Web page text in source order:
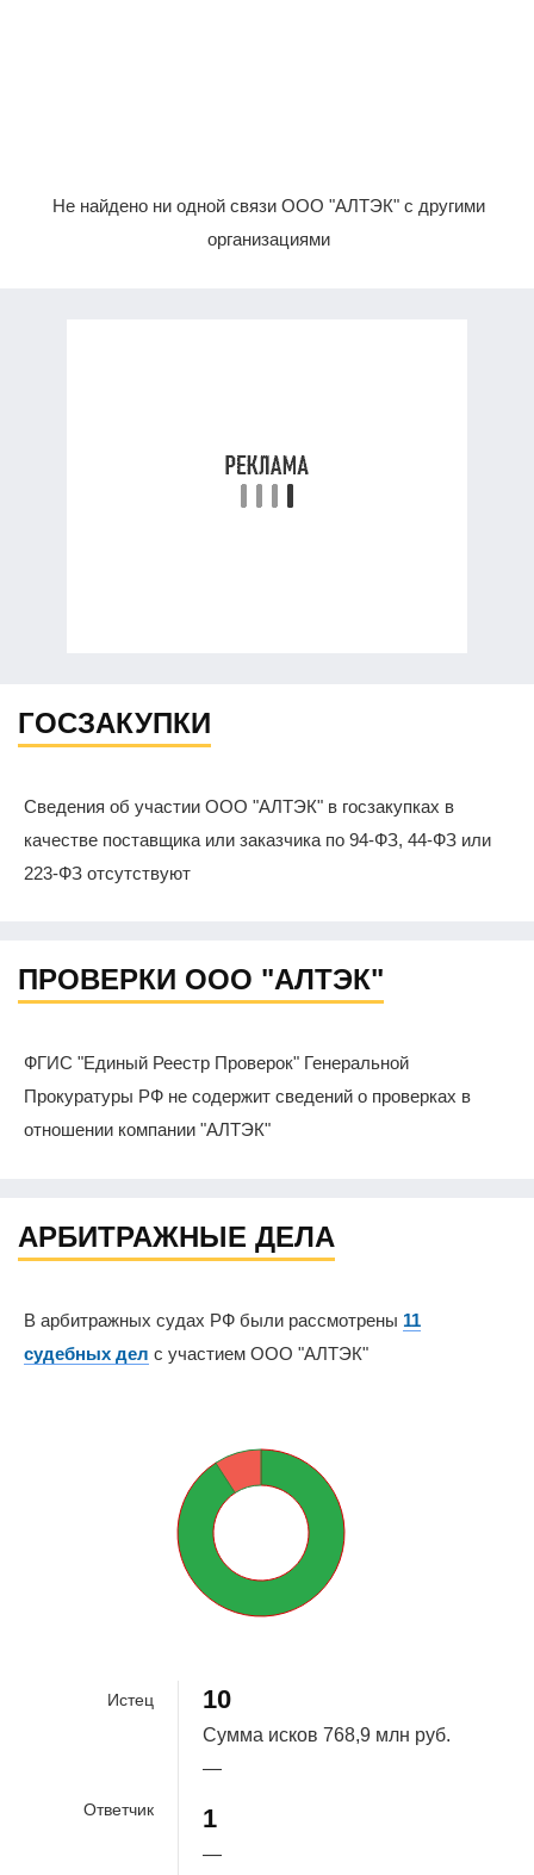
Не найдено ни одной связи ООО "АЛТЭК" с другими
организациями
ГОСЗАКУПКИ
Сведения об участии ООО "АЛТЭК" в госзакупках в
качестве поставщика или заказчика по 94-ФЗ, 44-ФЗ или
223-ФЗ отсутствуют
ПРОВЕРКИ ООО "АЛТЭК"
ФГИС "Единый Реестр Проверок" Генеральной
Прокуратуры РФ не содержит сведений о проверках в
отношении компании "АЛТЭК"
АРБИТРАЖНЫЕ ДЕЛА
В арбитражных судах РФ были рассмотрены 11
судебных дел с участием ООО "АЛТЭК"
Истец
Ответчик
10
Сумма исков 768,9 млн руб.
—
1
—